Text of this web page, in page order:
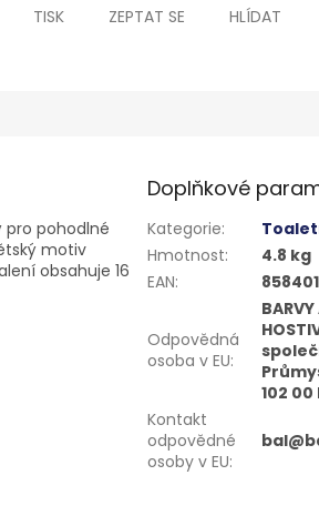
TISK ZEPTAT SE HLÍDAT
pro pohodlné
motiv
obsahuje 16
Doplňkové
Kategorie:
Hmotnost:
4.8 kg
EAN:
Odpovědná
osoba v EU:
BARVY
102 00
Kontakt
odpovědné
osoby v EU: